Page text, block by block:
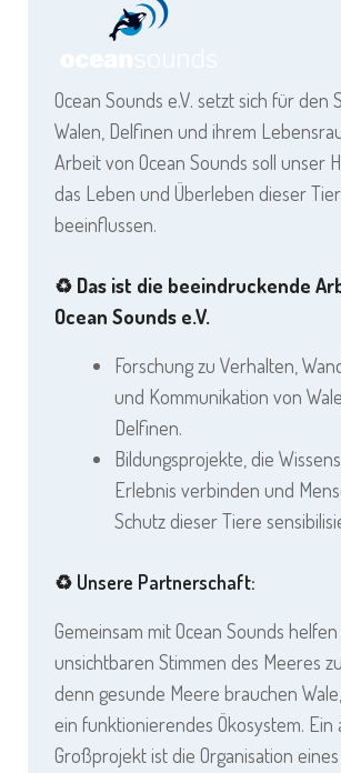
Ocean Sounds e.V. setzt sich für den
Walen, Delfinen und ihrem
Arbeit von Ocean Sounds soll unser
das Leben und Überleben dieser
beeinflussen.
♻️ Das ist die beeindruckende
Ocean Sounds e.V.
Forschung zu Verhalten,
und Kommunikation von
Delfinen.
Bildungsprojekte, die
Erlebnis verbinden und
Schutz dieser Tiere
♻️ Unsere Partnerschaft:
Gemeinsam mit Ocean Sounds
unsichtbaren Stimmen des Meeres
denn gesunde Meere brauchen
ein funktionierendes Ökosystem. Ein
Großprojekt ist die Organisation